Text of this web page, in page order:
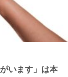
います」は本